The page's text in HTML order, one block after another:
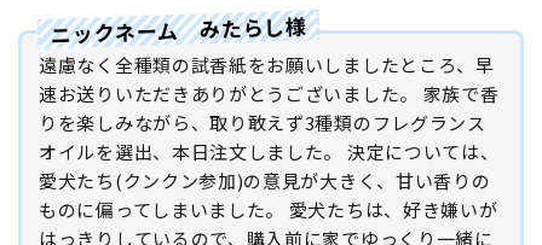
ニックネーム みたらし様
遠慮なく全種類の試香紙をお願いしましたところ、早
速お送りいただきありがとうございました。 家族で香
りを楽しみながら、取り敢えず3種類のフレグランス
オイルを選出、本日注文しました。 決定については、
愛犬たち(クンクン参加)の意見が大きく、甘い香りの
ものに偏ってしまいました。 愛犬たちは、好き嫌いが
はっきりしているので、購入前に家でゆっくり一緒に